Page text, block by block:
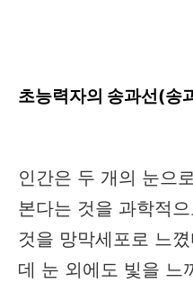
초능력자의 송과선(송
인간은 두 개의 눈으
본다는 것을 과학적
것을 망막세포로 느
데 눈 외에도 빛을 느